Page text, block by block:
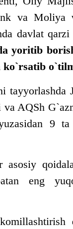
va Moliya
davlat qarzi
yoritib
ko`rsatib
tayyorlashda
AQSh
9
asosiy
eng